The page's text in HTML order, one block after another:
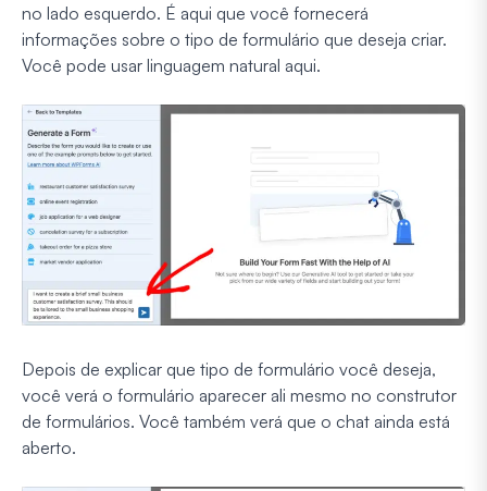
no lado esquerdo. É aqui que você fornecerá
informações sobre o tipo de formulário que deseja criar.
Você pode usar linguagem natural aqui.
Depois de explicar que tipo de formulário você deseja,
você verá o formulário aparecer ali mesmo no construtor
de formulários. Você também verá que o chat ainda está
aberto.